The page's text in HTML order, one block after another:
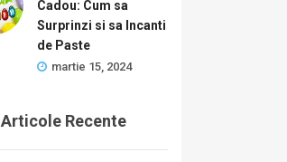
Cadou: Cum sa
Surprinzi si sa Incanti
de Paste
martie 15, 2024
Articole Recente